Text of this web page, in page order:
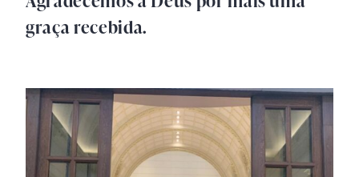
graça recebida.